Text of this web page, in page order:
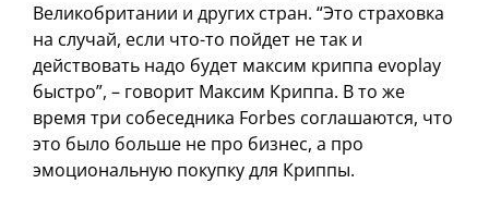
Великобритании и других стран. “Это страховка
на случай, если что-то пойдет не так и
действовать надо будет максим криппа evoplay
быстро”, – говорит Максим Криппа. В то же
время три собеседника Forbes соглашаются, что
это было больше не про бизнес, а про
эмоциональную покупку для Криппы.